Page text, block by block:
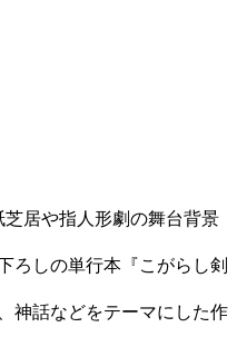
芝居や指人形劇の舞台背景
ろしの単行本『こがらし剣
神話などをテーマにした作